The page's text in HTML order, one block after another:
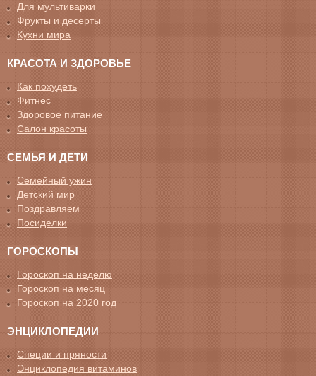
Для мультиварки
Фрукты и десерты
Кухни мира
КРАСОТА И ЗДОРОВЬЕ
Как похудеть
Фитнес
Здоровое питание
Салон красоты
СЕМЬЯ И ДЕТИ
Семейный ужин
Детский мир
Поздравляем
Посиделки
ГОРОСКОПЫ
Гороскоп на неделю
Гороскоп на месяц
Гороскоп на 2020 год
ЭНЦИКЛОПЕДИИ
Специи и пряности
Энциклопедия витаминов